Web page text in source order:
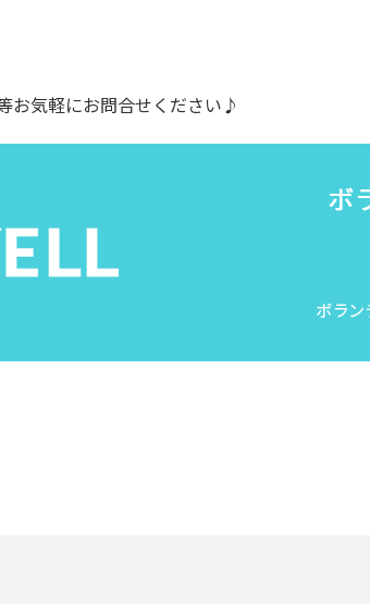
お気軽にお問合せください♪